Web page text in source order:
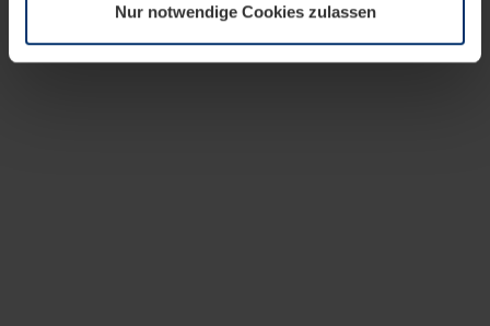
Datenschutzerklärungunserer Website ändern oder
widerrufen.
Nur notwendige Cookies zulassen